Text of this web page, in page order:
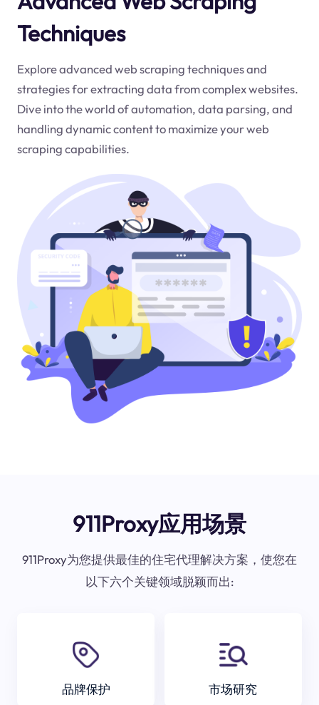
Techniques
Explore advanced web scraping techniques and
strategies for extracting data from complex websites.
Dive into the world of automation, data parsing, and
handling dynamic content to maximize your web
scraping capabilities.
911Proxy应用场景
911Proxy为您提供最佳的住宅代理解决方案，使您在
以下六个关键领域脱颖而出:
品牌保护 市场研究